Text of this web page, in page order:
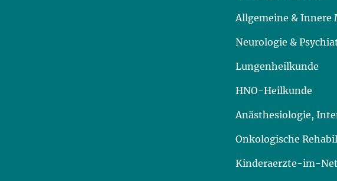
Allgemeine & Innere
Neurologie &
Lungenheilkunde
HNO-Heilkunde
Anästhesiologie,
Onkologische
Kinderaerzte-im-